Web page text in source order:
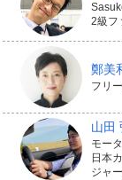
2級フ
鄭美
フリ
山田
モー
日本
ジャ